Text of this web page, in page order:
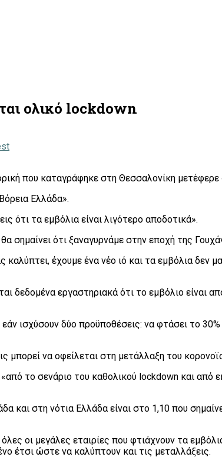
ολικό lockdown
που καταγράφηκε στη Θεσσαλονίκη
Ελλάδα».
ότι τα εμβόλια είναι λιγότερο αποδοτικά».
σημαίνει ότι ξαναγυρνάμε στην εποχή της
έχουμε ένα νέο ιό και τα εμβόλια δεν
δεδομένα εργαστηριακά ότι το εμβόλιο είναι
ισχύσουν δύο προϋποθέσεις: να φτάσει το
μπορεί να οφείλεται στη μετάλλαξη του
το σενάριο του καθολικού lockdown και από
και στη νότια Ελλάδα είναι στο 1,10 που
οι μεγάλες εταιρίες που φτιάχνουν τα
έτσι ώστε να καλύπτουν και τις μεταλλάξεις.